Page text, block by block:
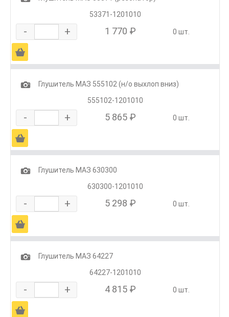
53371-1201010
- + 1 770 ₽ 0 шт.
Ä
1
Глушитель МАЗ 555102 (н/о выхлоп вниз)
555102-1201010
- + 5 865 ₽ 0 шт.
Ä
1
Глушитель МАЗ 630300
630300-1201010
- + 5 298 ₽ 0 шт.
Ä
1
Глушитель МАЗ 64227
64227-1201010
- + 4 815 ₽ 0 шт.
Ä